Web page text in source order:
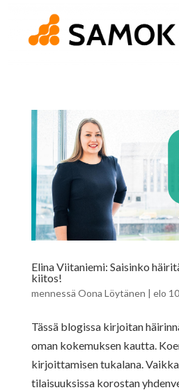
Elina Viitaniemi: Saisinko
kiitos!
mennessä Oona Löytänen | elo
Tässä blogissa kirjoitan
oman kokemuksen kautta.
kirjoittamisen tukalana.
tilaisuuksissa korostan